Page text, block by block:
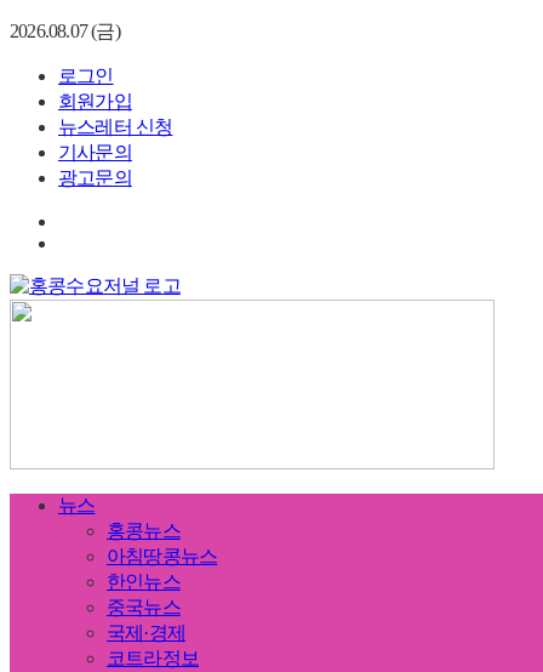
2026.08.07 (금)
로그인
회원가입
뉴스레터 신청
기사문의
광고문의
뉴스
홍콩뉴스
아침땅콩뉴스
한인뉴스
중국뉴스
국제·경제
코트라정보